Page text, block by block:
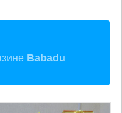
Babadu